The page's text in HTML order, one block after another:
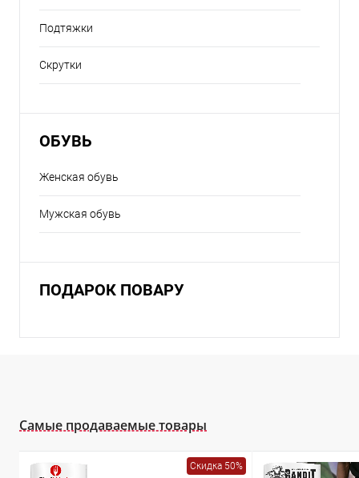
Подтяжки
Скрутки
ОБУВЬ
Женская обувь
Мужская обувь
ПОДАРОК ПОВАРУ
Самые продаваемые товары
Скидка 50%